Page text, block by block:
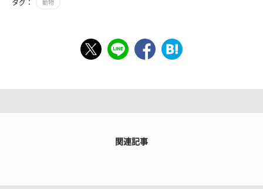
タグ： 動物
関連記事